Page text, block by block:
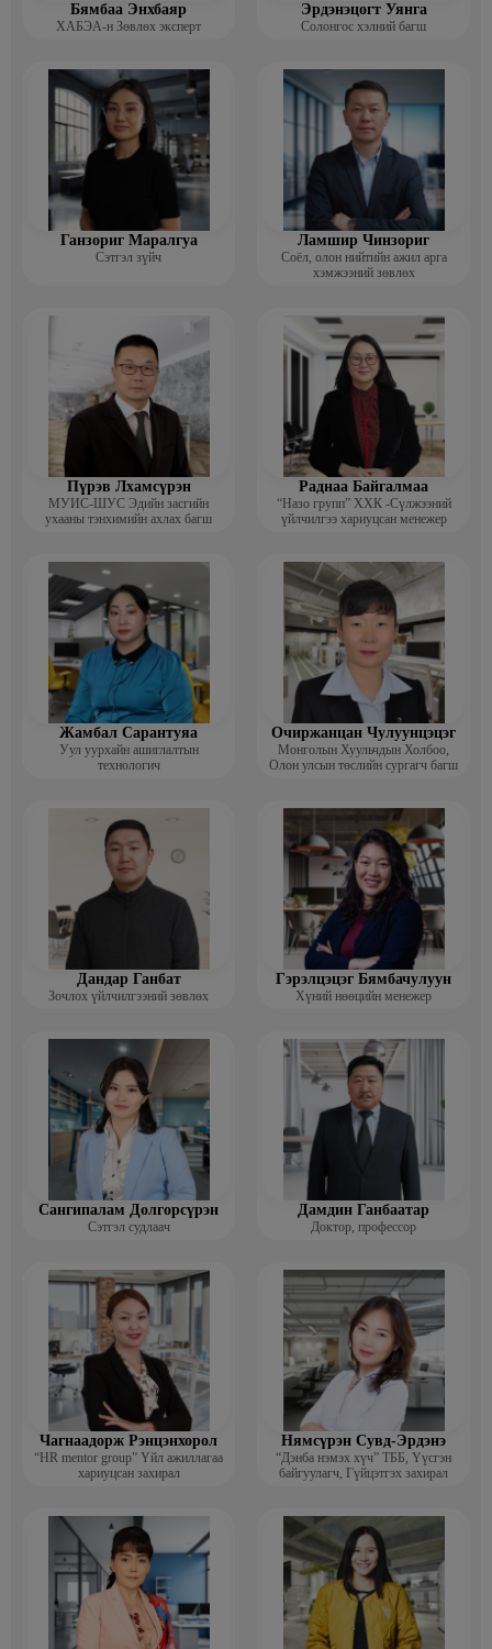
Бямбаа Энхбаяр
ХАБЭА-н Зөвлөх эксперт
Эрдэнэцогт Уянга
Солонгос хэлний багш
Ганзориг Маралгуа
Сэтгэл зүйч
Ламшир Чинзориг
Соёл, олон нийтийн ажил арга
хэмжээний зөвлөх
Пүрэв Лхамсүрэн
МУИС-ШУС Эдийн засгийн
ухааны тэнхимийн ахлах багш
Раднаа Байгалмаа
“Назо групп” ХХК -Сүлжээний
үйлчилгээ хариуцсан менежер
Жамбал Сарантуяа
Уул уурхайн ашиглалтын
технологич
Очиржанцан Чулуунцэцэг
Монголын Хуульчдын Холбоо,
Олон улсын төслийн сургагч багш
Дандар Ганбат
Зочлох үйлчилгээний зөвлөх
Гэрэлцэцэг Бямбачулуун
Хүний нөөцийн менежер
Сангипалам Долгорсүрэн
Сэтгэл судлаач
Дамдин Ганбаатар
Доктор, профессор
Чагнаадорж Рэнцэнхорол
“HR mentor group” Үйл ажиллагаа
хариуцсан захирал
Нямсүрэн Сувд-Эрдэнэ
“Дэнба нэмэх хүч” ТББ, Үүсгэн
байгуулагч, Гүйцэтгэх захирал